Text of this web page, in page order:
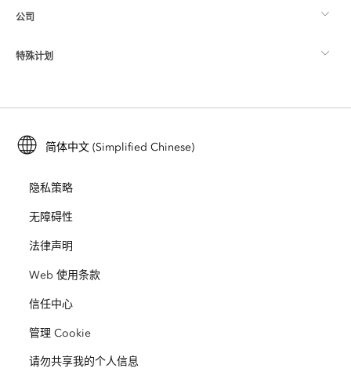
Esri Store
ArcGIS 博客
Esri 年轻专家关系网
什么是 GIS？
位置智能
培训
ArcUser
ArcNews
ArcWatch
Esri 视频
公司
关于 Esri
招贤纳士
开放视野
业务行为准则
网站地图
特殊计划
ArcGIS for Student Use
保护
教育
种族平等
简体中文 (Simplified Chinese)
隐私策略
无障碍性
法律声明
Web 使用条款
信任中心
管理 Cookie
请勿共享我的个人信息